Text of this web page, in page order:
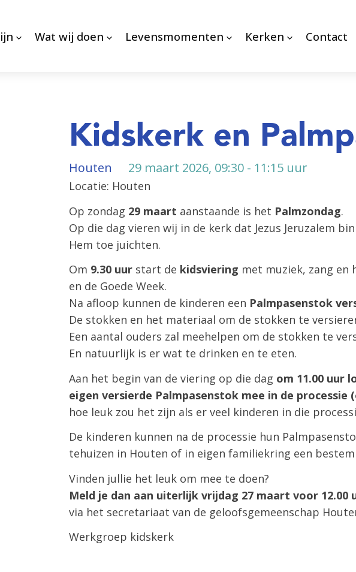
Wat wij doen Levensmomenten Kerken Contact
Kidskerk en
Houten 29 maart 2026, 09:30 - 11:15 uur
Locatie: Houten
Op zondag 29 maart aanstaande is het Palmzondag.
Op die dag vieren wij in de kerk dat Jezus Jeruzalem
Hem toe juichten.
Om 9.30 uur start de kidsviering met muziek, zang en
en de Goede Week.
Na afloop kunnen de kinderen een Palmpasenstok
De stokken en het materiaal om de stokken te
Een aantal ouders zal meehelpen om de stokken te
En natuurlijk is er wat te drinken en te eten.
Aan het begin van de viering op die dag om 11.00 uur
eigen versierde Palmpasenstok mee in de processie
hoe leuk zou het zijn als er veel kinderen in die
De kinderen kunnen na de processie hun
tehuizen in Houten of in eigen familiekring een
Vinden jullie het leuk om mee te doen?
Meld je dan aan uiterlijk vrijdag 27 maart voor 12.00
via het secretariaat van de geloofsgemeenschap
Werkgroep kidskerk